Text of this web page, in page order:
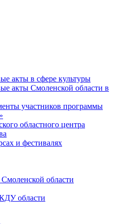
акты в сфере культуры
акты Смоленской области в
участников программы
областного центра
и фестивалях
области
области